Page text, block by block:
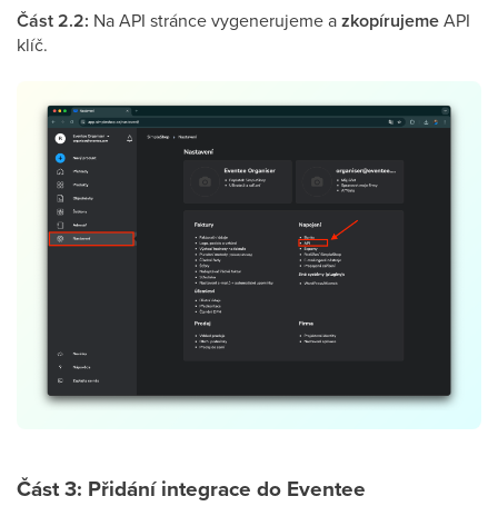
Část 2.2: Na API stránce vygenerujeme azkopírujemeAPI
klíč.
Část 3: Přidání integrace do Eventee